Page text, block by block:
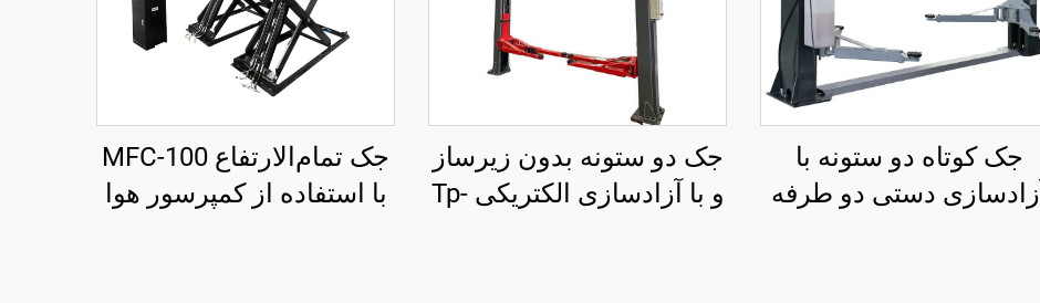
جک کوتاه دو ستونه با
آزادسازی دستی دو طرفه
جک دو ستونه بدون زیرساز
و با آزادسازی الکتریکی Tp-
جک تمام‌الارتفاع MFC-100
با استفاده از کمپرسور هوا